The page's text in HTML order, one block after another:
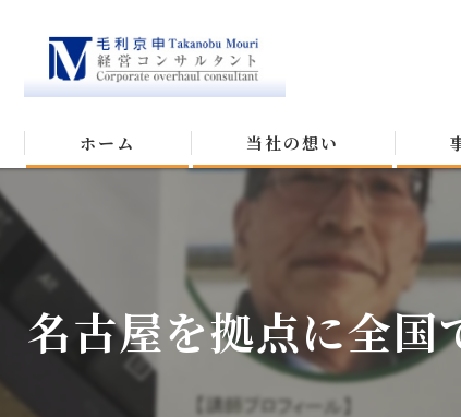
ホーム 当社の想い
名古屋を拠点に全国